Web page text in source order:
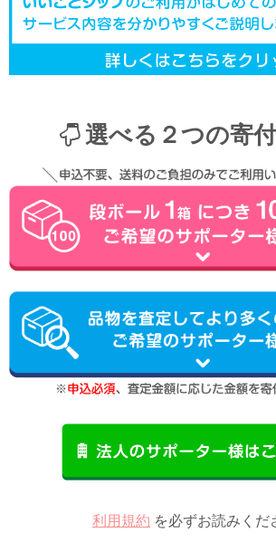
選べる２つの寄
利用規約 を必ずお読みくだ